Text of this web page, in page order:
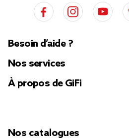
Besoin d’aide ?
Nos services
À propos de GiFi
Nos catalogues